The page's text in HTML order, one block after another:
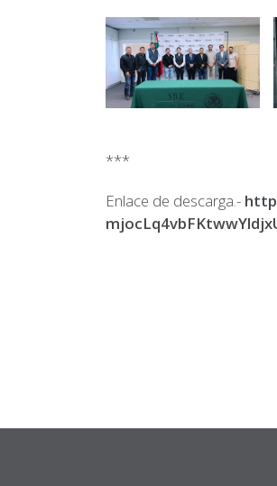
***
Enlace de descarga.-